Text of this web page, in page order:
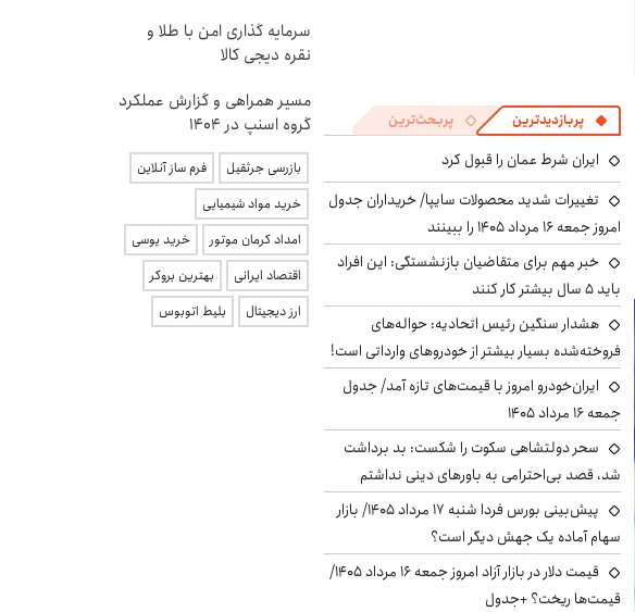
پربازدیدترین پربحث‌ترین
ایران شرط عمان را قبول کرد
تغییرات شدید محصولات سایپا/ خریداران جدول
امروز جمعه ۱۶ مرداد ۱۴۰۵ را ببینند
خبر مهم برای متقاضیان بازنشستگی: این افراد
باید ۵ سال بیشتر کار کنند
هشدار سنگین رئیس اتحادیه: حواله‌های
فروخته‌شده بسیار بیشتر از خودروهای وارداتی است!
ایران‌خودرو امروز با قیمت‌های تازه آمد/ جدول
جمعه ۱۶ مرداد ۱۴۰۵
سحر دولتشاهی سکوت را شکست: بد برداشت
شد، قصد بی‌احترامی به باورهای دینی نداشتم
پیش‌بینی بورس فردا شنبه ۱۷ مرداد ۱۴۰۵/ بازار
سهام آماده یک جهش دیگر است؟
قیمت دلار در بازار آزاد امروز جمعه ۱۶ مرداد ۱۴۰۵/
قیمت‌ها ریخت؟ +جدول
سرمایه گذاری امن با طلا و
نقره دیجی کالا
مسیر همراهی و گزارش عملکرد
گروه اسنپ در ۱۴۰۴
بازرسی جرثقیل
فرم ساز آنلاین
خرید مواد شیمیایی
امداد کرمان موتور
خرید یوسی
اقتصاد ایرانی
بهترین بروکر
ارز دیجیتال
بلیط اتوبوس